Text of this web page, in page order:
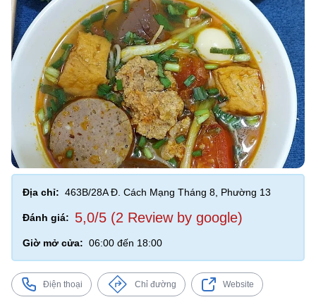
Địa chỉ: 463B/28A Đ. Cách Mạng Tháng 8, Phường 13
Đánh giá: 5,0/5 (2 Review by google)
Giờ mở cửa: 06:00 đến 18:00
Điện thoại Chỉ đường Website